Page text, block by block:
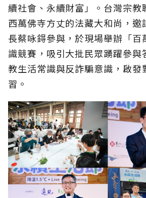
續社會、永續財富」。台灣宗教
西萬佛寺方丈的法藏大和尚，邀
長蔡咏鍀參與，於現場舉辦「百
識競賽，吸引大批民眾踴躍參與
教生活常識與反詐騙意識，啟發
習。